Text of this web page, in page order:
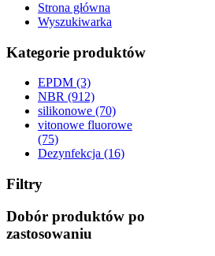
Strona główna
Wyszukiwarka
Kategorie produktów
EPDM (3)
NBR (912)
silikonowe (70)
vitonowe fluorowe
(75)
Dezynfekcja (16)
Filtry
Dobór produktów po
zastosowaniu